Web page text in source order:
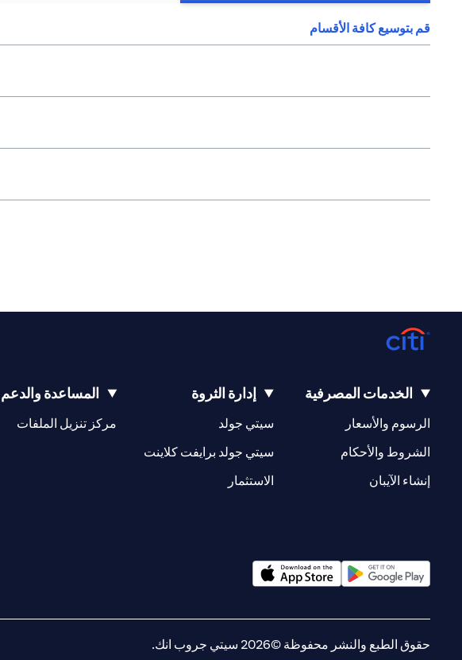
قم بتوسيع كافة الأقسام
الخدمات المصرفية
الرسوم والأسعار
الشروط والأحكام
إنشاء الآيبان
إدارة الثروة
سيتي جولد
سيتي جولد برايفت كلاينت
الاستثمار
المساعدة والدعم
مركز تنزيل الملفات
حقوق الطبع والنشر محفوظة ©2026 سيتي جروب انك.